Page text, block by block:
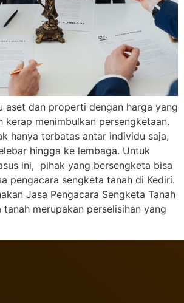
aset dan properti dengan harga yang
kerap menimbulkan persengketaan.
hanya terbatas antar individu saja,
hingga ke lembaga. Untuk
ini, pihak yang bersengketa bisa
pengacara sengketa tanah di Kediri.
Jasa Pengacara Sengketa Tanah
merupakan perselisihan yang